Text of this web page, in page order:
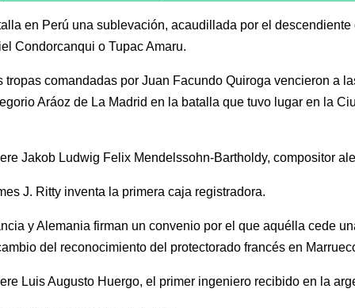
en Perú una sublevación, acaudillada por el descendiente
Condorcanqui o Tupac Amaru.
tropas comandadas por Juan Facundo Quiroga vencieron a
Aráoz de La Madrid en la batalla que tuvo lugar en la
Jakob Ludwig Felix Mendelssohn-Bartholdy, compositor
J. Ritty inventa la primera caja registradora.
y Alemania firman un convenio por el que aquélla cede
del reconocimiento del protectorado francés en
Luis Augusto Huergo, el primer ingeniero recibido en la